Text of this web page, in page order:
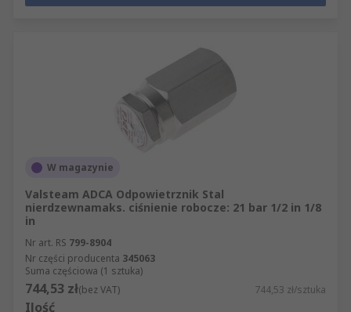
W magazynie
Valsteam ADCA Odpowietrznik Stal
nierdzewnamaks. ciśnienie robocze: 21 bar 1/2 in 1/8
in
Nr art. RS 799-8904
Nr części producenta 345063
Suma częściowa (1 sztuka)
744,53 zł(bez VAT) 744,53 zł/sztuka
Ilość